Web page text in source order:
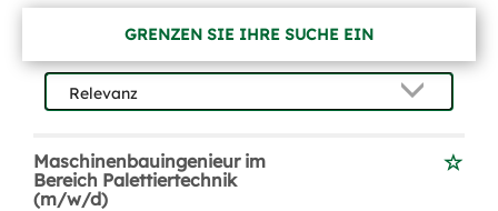
GRENZEN SIE IHRE SUCHE EIN
Maschinenbauingenieur im
Bereich Palettiertechnik
(m/w/d)